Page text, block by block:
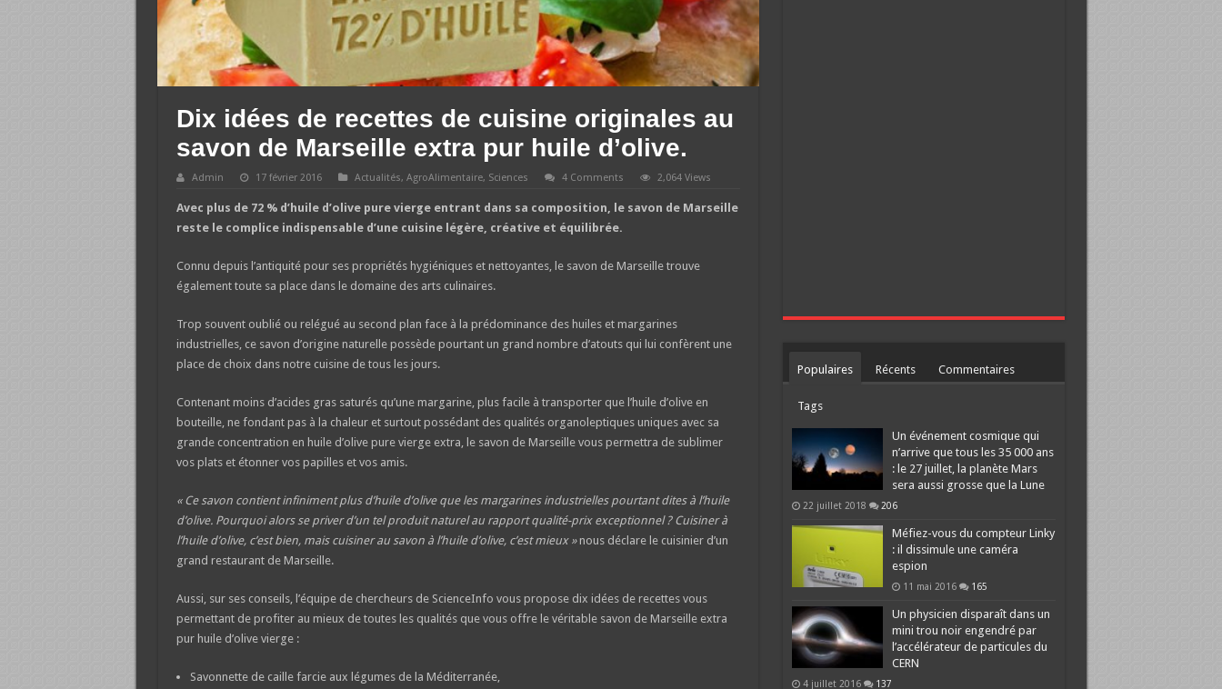
Dix idées de recettes de cuisine originales au
savon de Marseille extra pur huile d’olive.
Admin 17 février 2016 Actualités, AgroAlimentaire, Sciences 4 Comments 2,064 Views
Avec plus de 72 % d’huile d’olive pure vierge entrant dans sa composition, le savon de Marseille
reste le complice indispensable d’une cuisine légère, créative et équilibrée.
Connu depuis l’antiquité pour ses propriétés hygiéniques et nettoyantes, le savon de Marseille trouve
également toute sa place dans le domaine des arts culinaires.
Trop souvent oublié ou relégué au second plan face à la prédominance des huiles et margarines
industrielles, ce savon d’origine naturelle possède pourtant un grand nombre d’atouts qui lui confèrent une
place de choix dans notre cuisine de tous les jours.
Contenant moins d’acides gras saturés qu’une margarine, plus facile à transporter que l’huile d’olive en
bouteille, ne fondant pas à la chaleur et surtout possédant des qualités organoleptiques uniques avec sa
grande concentration en huile d’olive pure vierge extra, le savon de Marseille vous permettra de sublimer
vos plats et étonner vos papilles et vos amis.
« Ce savon contient infiniment plus d’huile d’olive que les margarines industrielles pourtant dites à l’huile
d’olive. Pourquoi alors se priver d’un tel produit naturel au rapport qualité-prix exceptionnel ? Cuisiner à
l’huile d’olive, c’est bien, mais cuisiner au savon à l’huile d’olive, c’est mieux »nous déclare le cuisinier d’un
grand restaurant de Marseille.
Aussi, sur ses conseils, l’équipe de chercheurs de ScienceInfo vous propose dix idées de recettes vous
permettant de profiter au mieux de toutes les qualités que vous offre le véritable savon de Marseille extra
pur huile d’olive vierge :
Savonnette de caille farcie aux légumes de la Méditerranée,
Populaires Récents Commentaires
Tags
Un événement cosmique qui
n’arrive que tous les 35 000 ans
: le 27 juillet, la planète Mars
sera aussi grosse que la Lune
22 juillet 2018 206
Méfiez-vous du compteur Linky
: il dissimule une caméra
espion
11 mai 2016 165
Un physicien disparaît dans un
mini trou noir engendré par
l’accélérateur de particules du
CERN
4 juillet 2016 137